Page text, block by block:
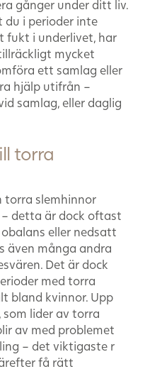
gånger under ditt liv.
du i perioder inte
fukt i underlivet, har
mycket
ett samlag eller
hjälp utifrån –
samlag, eller daglig
torra
torra slemhinnor
detta är dock oftast
eller nedsatt
även många andra
Det är dock
med torra
bland kvinnor. Upp
som lider av torra
av med problemet
– det viktigaste r
få rätt